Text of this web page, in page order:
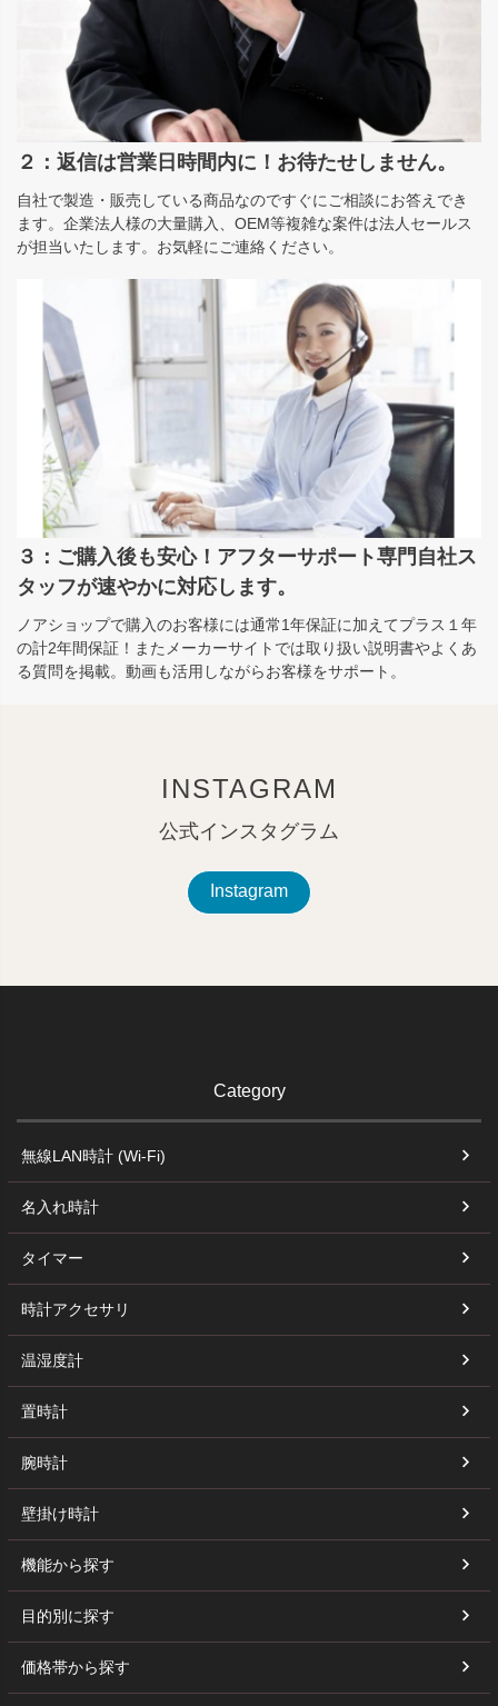
２：返信は営業日時間内に！お待たせしません。
自社で製造・販売している商品なのですぐにご相談にお答えでき
ます。企業法人様の大量購入、OEM等複雑な案件は法人セールス
が担当いたします。お気軽にご連絡ください。
３：ご購入後も安心！アフターサポート専門自社ス
タッフが速やかに対応します。
ノアショップで購入のお客様には通常1年保証に加えてプラス１年
の計2年間保証！またメーカーサイトでは取り扱い説明書やよくあ
る質問を掲載。動画も活用しながらお客様をサポート。
INSTAGRAM
公式インスタグラム
Instagram
Category
無線LAN時計 (Wi-Fi)
名入れ時計
タイマー
時計アクセサリ
温湿度計
置時計
腕時計
壁掛け時計
機能から探す
目的別に探す
価格帯から探す